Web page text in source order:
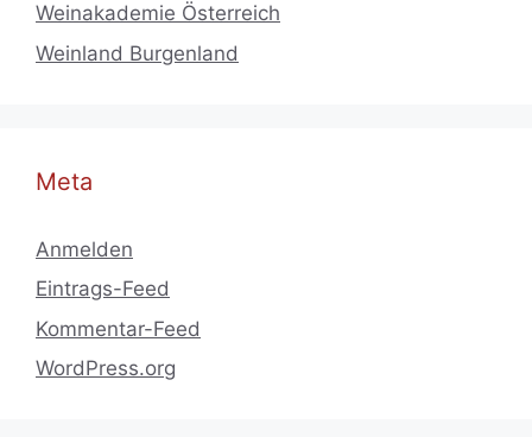
Weinakademie Österreich
Weinland Burgenland
Meta
Anmelden
Eintrags-Feed
Kommentar-Feed
WordPress.org